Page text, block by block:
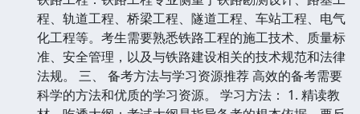
程、轨道工程、桥梁工程、隧道工程、车站工程、电气
化工程等。考生需要熟悉铁路工程的施工技术、质量标
准、安全管理，以及与铁路建设相关的技术规范和法律
法规。 三、 备考方法与学习资源推荐 高效的备考需要
科学的方法和优质的学习资源。 学习方法： 1. 精读教